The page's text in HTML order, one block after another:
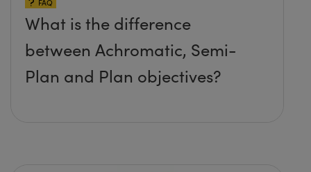
FAQ
What is the difference
between Achromatic, Semi-
Plan and Plan objectives?